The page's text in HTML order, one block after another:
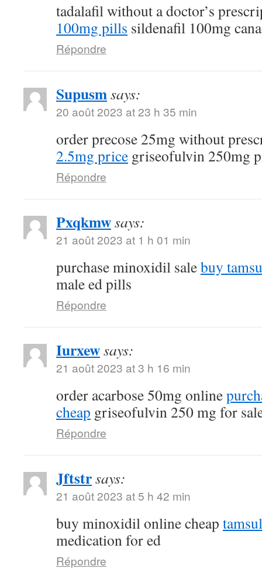
tadalafil without a doctor’s
100mg pills sildenafil 100mg
Répondre
Supusmsays:
20 août 2023 at 23 h 35 min
order precose 25mg without
2.5mg price griseofulvin 250mg
Répondre
Pxqkmwsays:
21 août 2023 at 1 h 01 min
purchase minoxidil salebuy
male ed pills
Répondre
Iurxewsays:
21 août 2023 at 3 h 16 min
order acarbose 50mg online
cheap griseofulvin 250 mg for
Répondre
Jftstrsays:
21 août 2023 at 5 h 42 min
buy minoxidil online cheap
medication for ed
Répondre